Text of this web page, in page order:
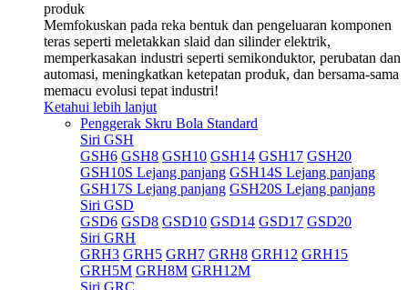
produk
Memfokuskan pada reka bentuk dan pengeluaran komponen
teras seperti meletakkan slaid dan silinder elektrik,
memperkasakan industri seperti semikonduktor, perubatan dan
automasi, meningkatkan ketepatan produk, dan bersama-sama
memacu evolusi tepat industri!
Ketahui lebih lanjut
Penggerak Skru Bola Standard
Siri GSH
GSH6 GSH8 GSH10 GSH14 GSH17 GSH20
GSH10S Lejang panjang GSH14S Lejang panjang
GSH17S Lejang panjang GSH20S Lejang panjang
Siri GSD
GSD6 GSD8 GSD10 GSD14 GSD17 GSD20
Siri GRH
GRH3 GRH5 GRH7 GRH8 GRH12 GRH15
GRH5M GRH8M GRH12M
Siri GRC